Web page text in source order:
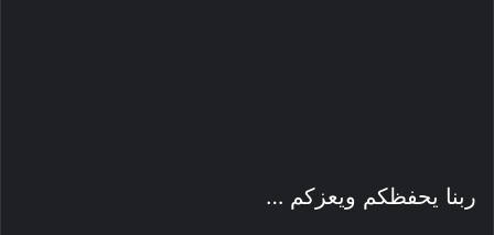
ربنا يحفظكم ويعزكم …